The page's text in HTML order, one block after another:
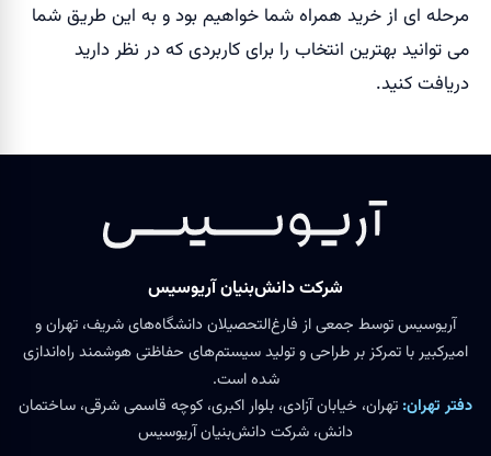
مرحله ای از خرید همراه شما خواهیم بود و به این طریق شما
می توانید بهترین انتخاب را برای کاربردی که در نظر دارید
دریافت کنید.
شرکت دانش‌بنیان آریوسیس
آریوسیس توسط جمعی از فارغ‌التحصیلان دانشگاه‌های شریف، تهران و
امیرکبیر با تمرکز بر طراحی و تولید سیستم‌های حفاظتی هوشمند راه‌اندازی
شده است.
دفتر تهران: تهران، خیابان آزادی، بلوار اکبری، کوچه قاسمی شرقی، ساختمان
دانش، شرکت دانش‌بنیان آریوسیس